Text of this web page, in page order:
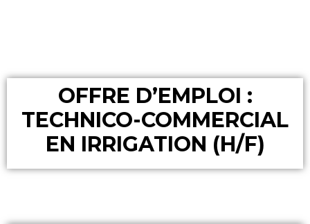
OFFRE D’EMPLOI :
TECHNICO-COMMERCIAL
EN IRRIGATION (H/F)